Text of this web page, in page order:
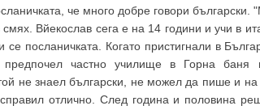
че много добре говори
смях. Вйекослав сега е на 14 години и учи в
посланичката. Когато пристигнали в
частно училище в Горна баня
не знаел български, не можел да пише и
отлично. След година и половина